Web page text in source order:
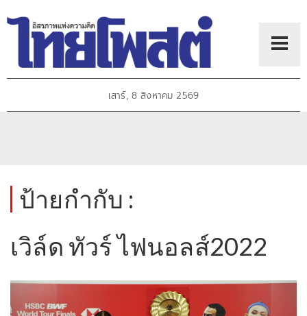
เสาร์, 8 สิงหาคม 2569
ป้ายกำกับ :
เวิล์ด ทัวร์ ไฟนอลส์2022